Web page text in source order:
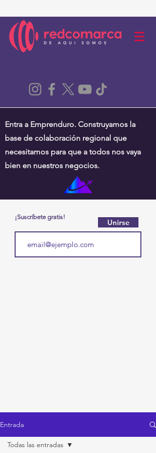
Entra a Emprenduro. Construyamos la
base de colaboración regional que
necesitamos para que a todos nos vaya
bien en nuestros negocios.
¡Suscríbete gratis!
Unirse
Entrada
Todas las entradas